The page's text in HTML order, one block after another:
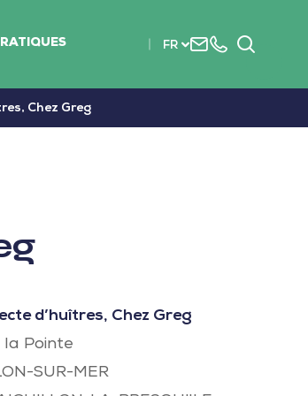
FR
Nous+33
Chez Greg
d’huîtres, Chez Greg
la Pointe
SUR-MER